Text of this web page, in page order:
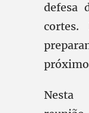
defesa
cortes.
Nesta